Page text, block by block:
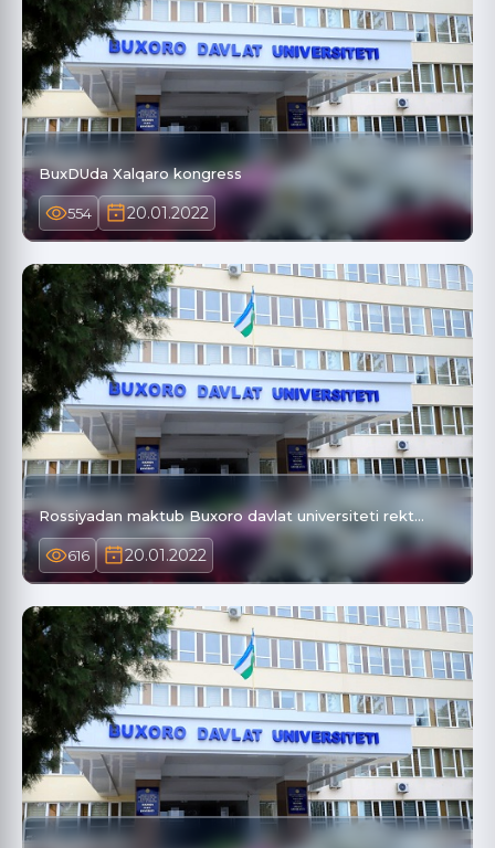
BuxDUda Xalqaro kongress
554 20.01.2022
Rossiyadan maktub Buxoro davlat universiteti rekt…
616 20.01.2022